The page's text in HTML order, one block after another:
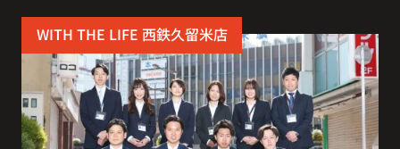
WITH THE LIFE 西鉄久留米店